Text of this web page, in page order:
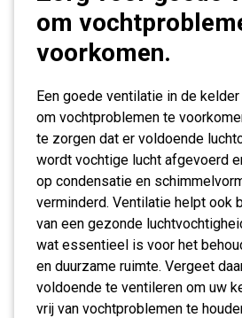
om
voorkomen.
Een goede ventilatie in de
om vochtproblemen te
te zorgen dat er voldoende
wordt vochtige lucht afgevoerd
op condensatie en
verminderd. Ventilatie helpt ook
van een gezonde
wat essentieel is voor het
en duurzame ruimte. Vergeet
voldoende te ventileren om uw
vrij van vochtproblemen te